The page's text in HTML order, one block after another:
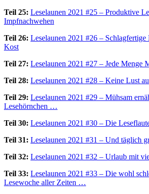
Teil 25: Leselaunen 2021 #25 – Produktive
Impfnachwehen
Teil 26: Leselaunen 2021 #26 – Schlagfertige
Kost
Teil 27: Leselaunen 2021 #27 – Jede Menge
Teil 28: Leselaunen 2021 #28 – Keine Lust
Teil 29: Leselaunen 2021 #29 – Mühsam
Lesehörnchen …
Teil 30: Leselaunen 2021 #30 – Die
Teil 31: Leselaunen 2021 #31 – Und täglich
Teil 32: Leselaunen 2021 #32 – Urlaub mit
Teil 33: Leselaunen 2021 #33 – Die wohl
Lesewoche aller Zeiten …